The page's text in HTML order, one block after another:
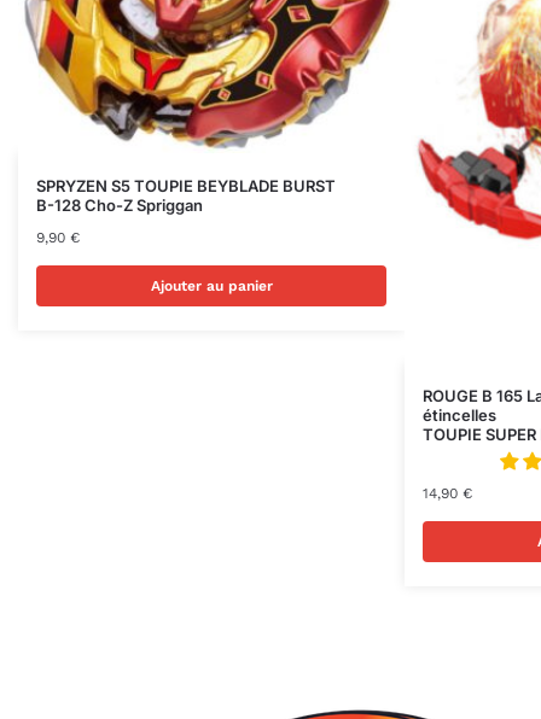
SPRYZEN S5 TOUPIE BEYBLADE BURST
B-128 Cho-Z Spriggan
9,90 €
Ajouter au panier
ROUGE B 165
étincelles
TOUPIE
14,90 €